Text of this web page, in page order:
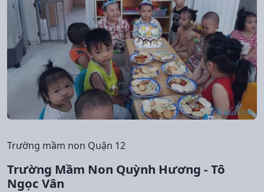
Trường mầm non Quận 12
Trường Mầm Non Quỳnh Hương - Tô
Ngọc Vân